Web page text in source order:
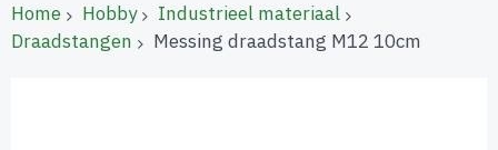
Home Hobby
Industrieel materiaal
Draadstangen
Messing draadstang M12 10cm